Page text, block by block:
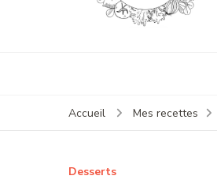
Accueil Mes recettes
Desserts